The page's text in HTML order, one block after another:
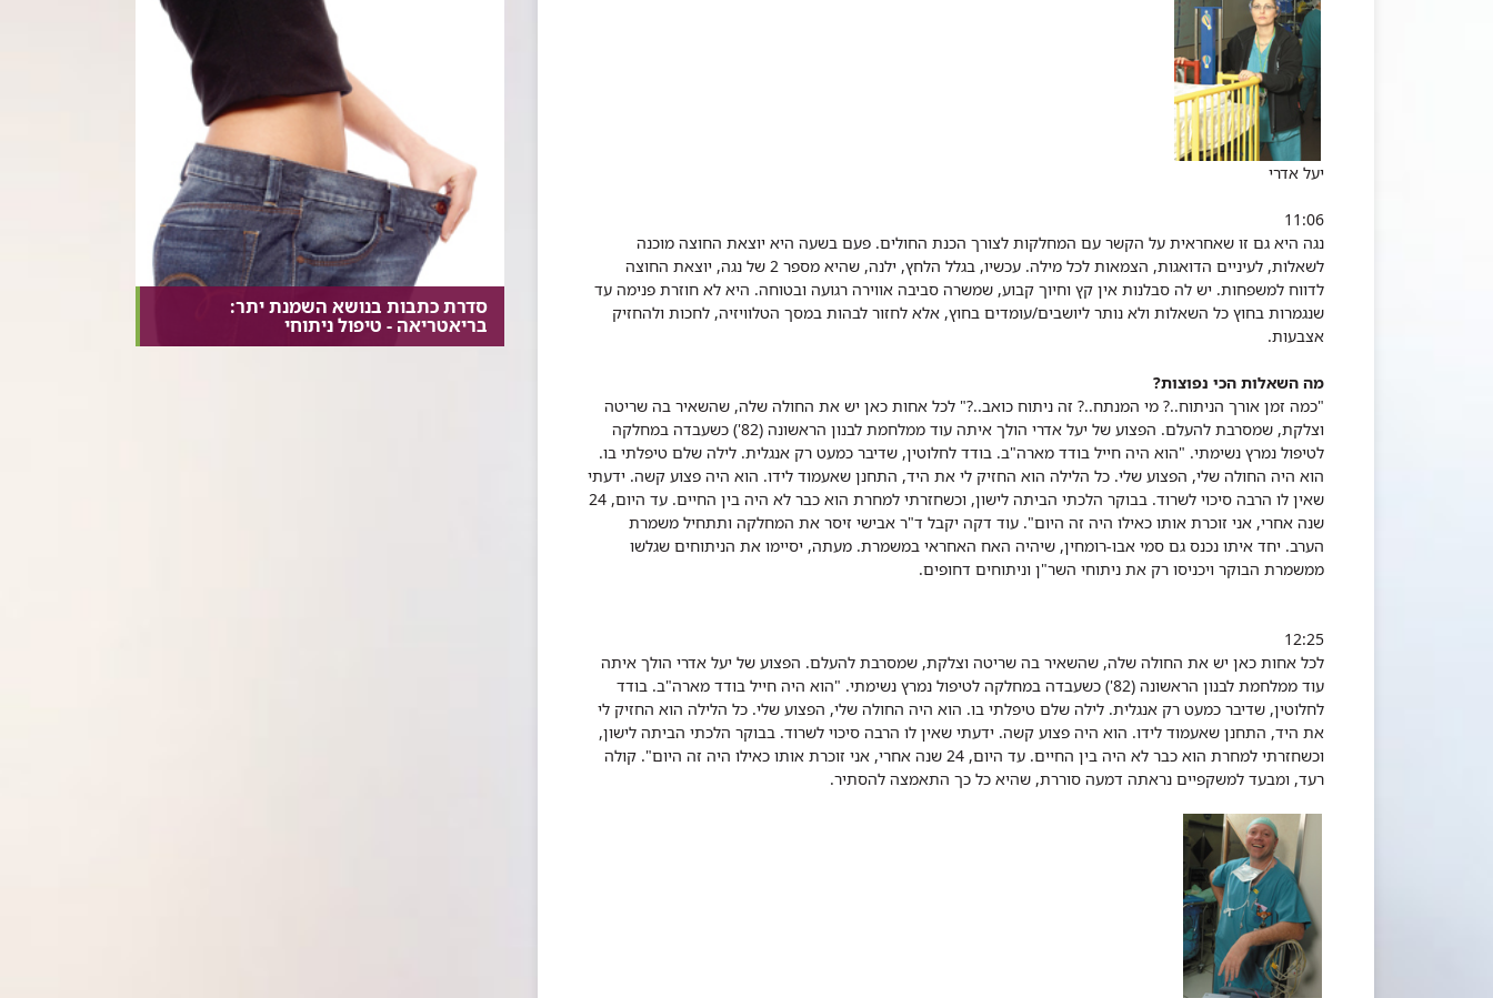
יעל אדרי
11:06
נגה היא גם זו שאחראית על הקשר עם המחלקות לצורך הכנת החולים. פעם בשעה היא יוצאת החוצה מוכנה
לשאלות, לעיניים הדואגות, הצמאות לכל מילה. עכשיו, בגלל הלחץ, ילנה, שהיא מספר 2 של נגה, יוצאת החוצה
לדווח למשפחות. יש לה סבלנות אין קץ וחיוך קבוע, שמשרה סביבה אווירה רגועה ובטוחה. היא לא חוזרת פנימה עד
שנגמרות בחוץ כל השאלות ולא נותר ליושבים/עומדים בחוץ, אלא לחזור לבהות במסך הטלוויזיה, לחכות ולהחזיק
אצבעות.
מה השאלות הכי נפוצות?
"כמה זמן אורך הניתוח..? מי המנתח..? זה ניתוח כואב..?" לכל אחות כאן יש את החולה שלה, שהשאיר בה שריטה
וצלקת, שמסרבת להעלם. הפצוע של יעל אדרי הולך איתה עוד ממלחמת לבנון הראשונה (82') כשעבדה במחלקה
לטיפול נמרץ נשימתי. "הוא היה חייל בודד מארה"ב. בודד לחלוטין, שדיבר כמעט רק אנגלית. לילה שלם טיפלתי בו.
הוא היה החולה שלי, הפצוע שלי. כל הלילה הוא החזיק לי את היד, התחנן שאעמוד לידו. הוא היה פצוע קשה. ידעתי
שאין לו הרבה סיכוי לשרוד. בבוקר הלכתי הביתה לישון, וכשחזרתי למחרת הוא כבר לא היה בין החיים. עד היום, 24
שנה אחרי, אני זוכרת אותו כאילו היה זה היום". עוד דקה יקבל ד"ר אבישי זיסר את המחלקה ותתחיל משמרת
הערב. יחד איתו נכנס גם סמי אבו-רומחין, שיהיה האח האחראי במשמרת. מעתה, יסיימו את הניתוחים שגלשו
ממשמרת הבוקר ויכניסו רק את ניתוחי השר"ן וניתוחים דחופים.
12:25
לכל אחות כאן יש את החולה שלה, שהשאיר בה שריטה וצלקת, שמסרבת להעלם. הפצוע של יעל אדרי הולך איתה
עוד ממלחמת לבנון הראשונה (82') כשעבדה במחלקה לטיפול נמרץ נשימתי. "הוא היה חייל בודד מארה"ב. בודד
לחלוטין, שדיבר כמעט רק אנגלית. לילה שלם טיפלתי בו. הוא היה החולה שלי, הפצוע שלי. כל הלילה הוא החזיק לי
את היד, התחנן שאעמוד לידו. הוא היה פצוע קשה. ידעתי שאין לו הרבה סיכוי לשרוד. בבוקר הלכתי הביתה לישון,
וכשחזרתי למחרת הוא כבר לא היה בין החיים. עד היום, 24 שנה אחרי, אני זוכרת אותו כאילו היה זה היום". קולה
רעד, ומבעד למשקפיים נראתה דמעה סוררת, שהיא כל כך התאמצה להסתיר.
סדרת כתבות בנושא השמנת יתר:
בריאטריאה - טיפול ניתוחי